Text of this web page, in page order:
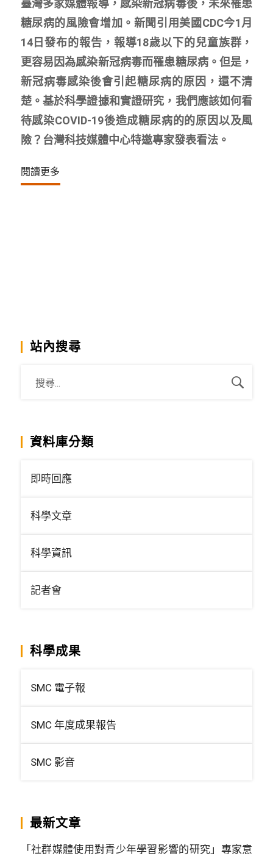
臺灣多家媒體報導，感染新冠病毒後，未來罹患
糖尿病的風險會增加。新聞引用美國CDC今1月
14日發布的報告，報導18歲以下的兒童族群，
更容易因為感染新冠病毒而罹患糖尿病。但是，
新冠病毒感染後會引起糖尿病的原因，還不清
楚。基於科學證據和實證研究，我們應該如何看
待感染COVID-19後造成糖尿病的的原因以及風
險？台灣科技媒體中心特邀專家發表看法。
閱讀更多
站內搜尋
資料庫分類
即時回應
科學文章
科學資訊
記者會
科學成果
SMC 電子報
SMC 年度成果報告
SMC 影音
最新文章
「社群媒體使用對青少年學習影響的研究」專家意